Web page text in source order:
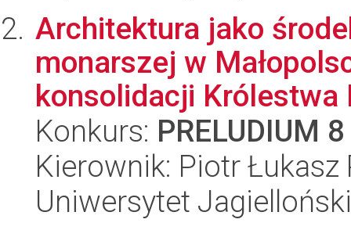
Architektura jako
monarszej w
konsolidacji Królestwa
Konkurs: PRELUDIUM 8
Kierownik: Piotr Łukasz
Uniwersytet